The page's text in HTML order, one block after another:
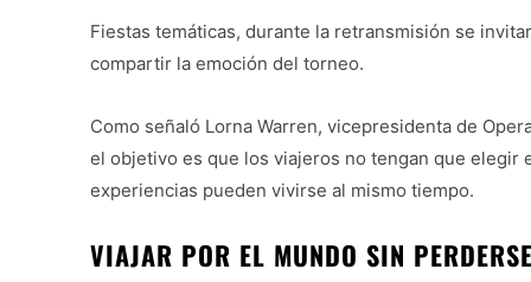
Fiestas temáticas, durante la retransmisión se
compartir la emoción del torneo.
Como señaló Lorna Warren, vicepresidenta de
el objetivo es que los viajeros no tengan que elegir
experiencias pueden vivirse al mismo tiempo.
VIAJAR POR EL MUNDO SIN